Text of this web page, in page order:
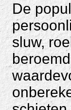
De
sluw,